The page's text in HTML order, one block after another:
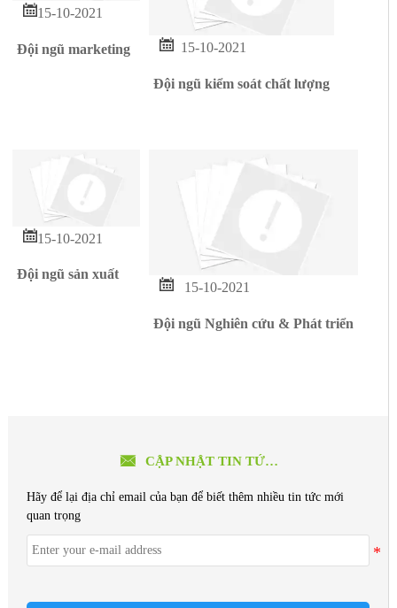
15-10-2021
Đội ngũ marketing  15-10-2021
Đội ngũ kiểm soát chất lượng
15-10-2021
Đội ngũ sản xuất
 15-10-2021
Đội ngũ Nghiên cứu & Phát triển
 CẬP NHẬT TIN TỨC MỚI
Hãy để lại địa chỉ email của bạn để biết thêm nhiều tin tức mới
quan trọng